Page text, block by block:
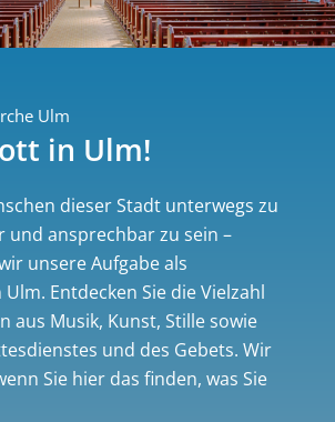
Ulm
in Ulm!
dieser Stadt unterwegs zu
und ansprechbar zu sein –
unsere Aufgabe als
Entdecken Sie die Vielzahl
aus Musik, Kunst, Stille sowie
und des Gebets. Wir
Sie hier das finden, was Sie